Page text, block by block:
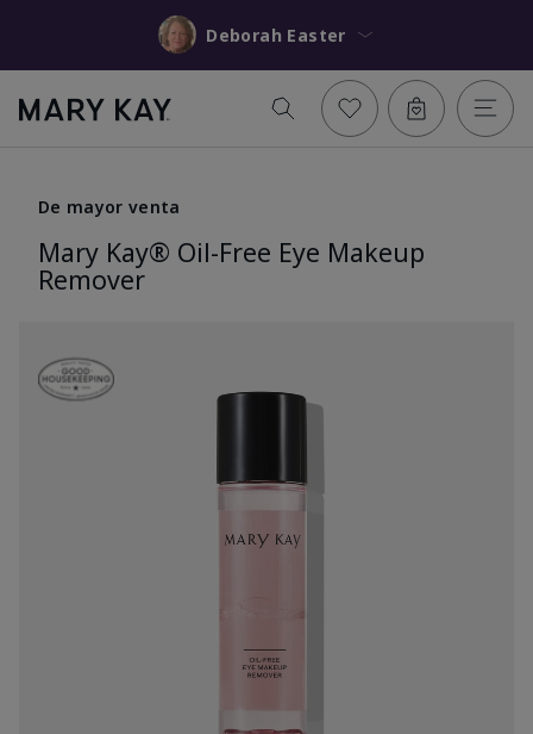
Deborah Easter
De mayor venta
Mary Kay® Oil-Free Eye Makeup
Remover